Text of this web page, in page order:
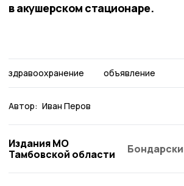
в акушерском стационаре.
здравоохранение объявление
Автор: Иван Перов
Издания МО
Тамбовской области